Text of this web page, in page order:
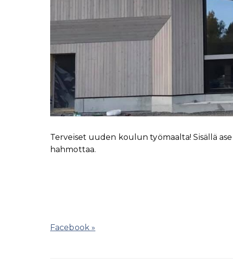
Terveiset uuden koulun työmaalta! Sisällä
hahmottaa.
Facebook »